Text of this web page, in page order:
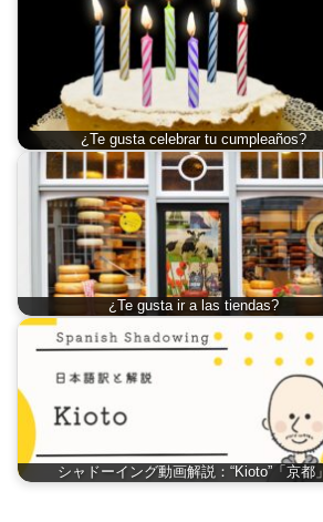
¿Te gusta celebrar tu cumpleaños?
¿Te gusta ir a las tiendas?
シャドーイング動画解説：“Kioto”「京都」